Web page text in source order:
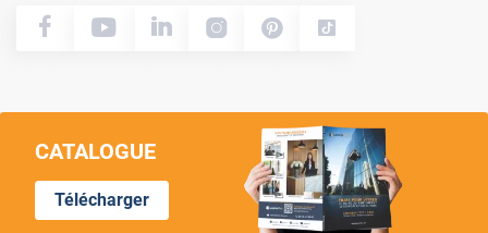
CATALOGUE
Télécharger